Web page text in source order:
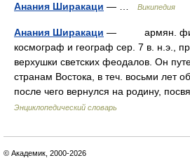
Анания Ширакаци — … Википедия
Анания Ширакаци — армян.
космограф и географ сер. 7 в. н.э.,
верхушки светских феодалов. Он
странам Востока, в теч. восьми лет
после чего вернулся на родину,
Энциклопедический словарь
© Академик, 2000-2026